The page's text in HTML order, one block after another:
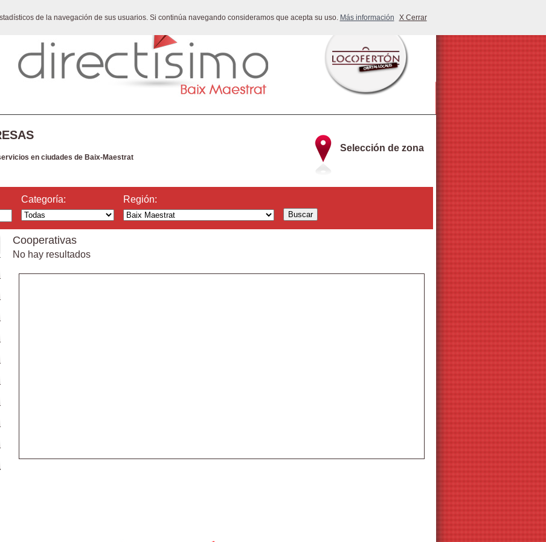
de la navegación de sus usuarios. Si continúa navegando consideramos que acepta su uso. Más información X Cerrar
Selección de zona
en ciudades de Baix-Maestrat
Categoría: Región:
Cooperativas
No hay resultados